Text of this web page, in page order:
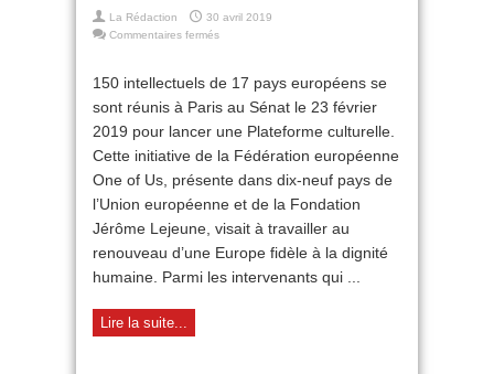
La Rédaction
30 avril 2019
Commentaires ferméssur
plateforme
culturelle
One
of
us
150 intellectuels de 17 pays européens se
sont réunis à Paris au Sénat le 23 février
2019 pour lancer une Plateforme culturelle.
Cette initiative de la Fédération européenne
One of Us, présente dans dix-neuf pays de
l’Union européenne et de la Fondation
Jérôme Lejeune, visait à travailler au
renouveau d’une Europe fidèle à la dignité
humaine. Parmi les intervenants qui ...
Lire la suite...